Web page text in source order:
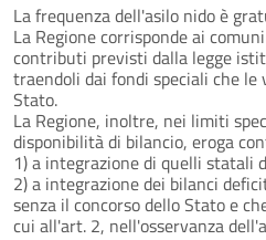
La frequenza dell'asilo nido è
La Regione corrisponde ai
contributi previsti dalla legge
traendoli dai fondi speciali che le
Stato.
La Regione, inoltre, nei limiti
disponibilità di bilancio, eroga
1) a integrazione di quelli statali
2) a integrazione dei bilanci
senza il concorso dello Stato e
cui all'art. 2, nell'osservanza